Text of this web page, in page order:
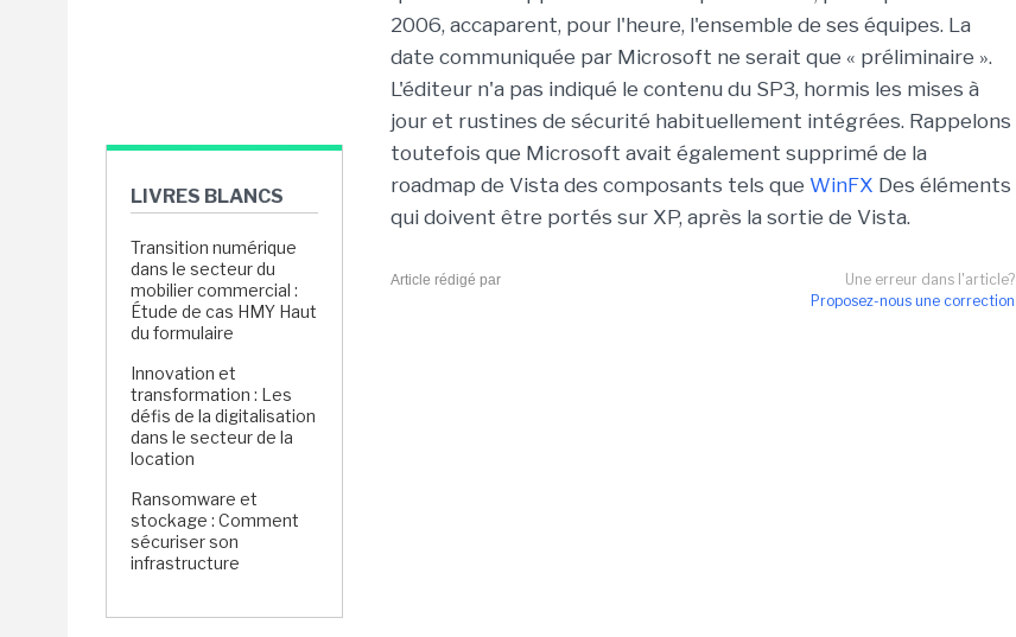
LIVRES BLANCS
Transition numérique
dans le secteur du
mobilier commercial :
Étude de cas HMY Haut
du formulaire
Innovation et
transformation : Les
défis de la digitalisation
dans le secteur de la
location
Ransomware et
stockage : Comment
sécuriser son
infrastructure
2006, accaparent, pour l'heure, l'ensemble de ses équipes. La
date communiquée par Microsoft ne serait que « préliminaire ».
L'éditeur n'a pas indiqué le contenu du SP3, hormis les mises à
jour et rustines de sécurité habituellement intégrées. Rappelons
toutefois que Microsoft avait également supprimé de la
roadmap de Vista des composants tels que WinFX Des éléments
qui doivent être portés sur XP, après la sortie de Vista.
Une erreur dans l'article?
Proposez-nous une correction
Article rédigé par